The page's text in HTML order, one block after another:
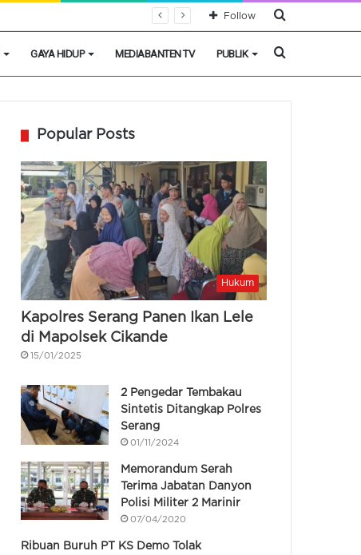
Cari
Follow
GAYA HIDUP MEDIABANTEN TV PUBLIK Cari
Popular Posts
Hukum
Kapolres Serang Panen Ikan Lele
di Mapolsek Cikande
15/01/2025
2 Pengedar Tembakau
Sintetis Ditangkap Polres
Serang
01/11/2024
Memorandum Serah
Terima Jabatan Danyon
Polisi Militer 2 Marinir
07/04/2020
Ribuan Buruh PT KS Demo Tolak